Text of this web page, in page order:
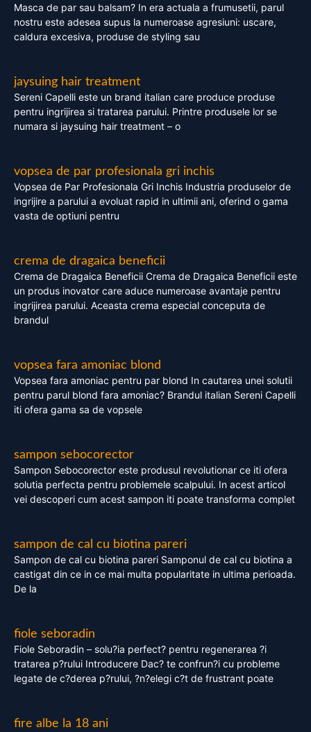
Masca de par sau balsam? In era actuala a frumusetii, parul
nostru este adesea supus la numeroase agresiuni: uscare,
caldura excesiva, produse de styling sau
jaysuing hair treatment
Sereni Capelli este un brand italian care produce produse
pentru ingrijirea si tratarea parului. Printre produsele lor se
numara si jaysuing hair treatment – o
vopsea de par profesionala gri inchis
Vopsea de Par Profesionala Gri Inchis Industria produselor de
ingrijire a parului a evoluat rapid in ultimii ani, oferind o gama
vasta de optiuni pentru
crema de dragaica beneficii
Crema de Dragaica Beneficii Crema de Dragaica Beneficii este
un produs inovator care aduce numeroase avantaje pentru
ingrijirea parului. Aceasta crema especial conceputa de
brandul
vopsea fara amoniac blond
Vopsea fara amoniac pentru par blond In cautarea unei solutii
pentru parul blond fara amoniac? Brandul italian Sereni Capelli
iti ofera gama sa de vopsele
sampon sebocorector
Sampon Sebocorector este produsul revolutionar ce iti ofera
solutia perfecta pentru problemele scalpului. In acest articol
vei descoperi cum acest sampon iti poate transforma complet
sampon de cal cu biotina pareri
Sampon de cal cu biotina pareri Samponul de cal cu biotina a
castigat din ce in ce mai multa popularitate in ultima perioada.
De la
fiole seboradin
Fiole Seboradin – solu?ia perfect? pentru regenerarea ?i
tratarea p?rului Introducere Dac? te confrun?i cu probleme
legate de c?derea p?rului, ?n?elegi c?t de frustrant poate
fire albe la 18 ani